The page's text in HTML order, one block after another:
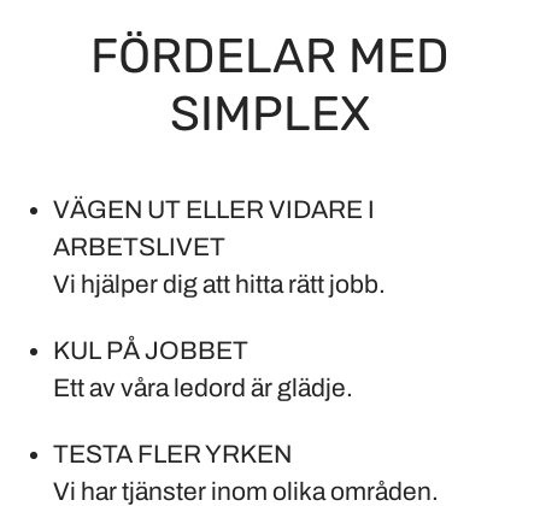
FÖRDELAR MED
SIMPLEX
VÄGEN UT ELLER VIDARE I
ARBETSLIVET
Vi hjälper dig att hitta rätt jobb.
KUL PÅ JOBBET
Ett av våra ledord är glädje.
TESTA FLER YRKEN
Vi har tjänster inom olika områden.